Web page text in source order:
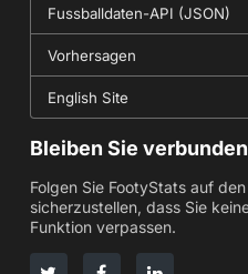
Fussballdaten-API (JSON)
Vorhersagen
English Site
Bleiben Sie verbunden
Folgen Sie FootyStats auf
sicherzustellen, dass Sie
Funktion verpassen.